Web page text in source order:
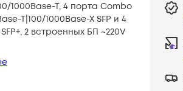
1000Base-T, 4 порта Combo
T|100/1000Base-X SFP и 4
2 встроенных БП ~220V